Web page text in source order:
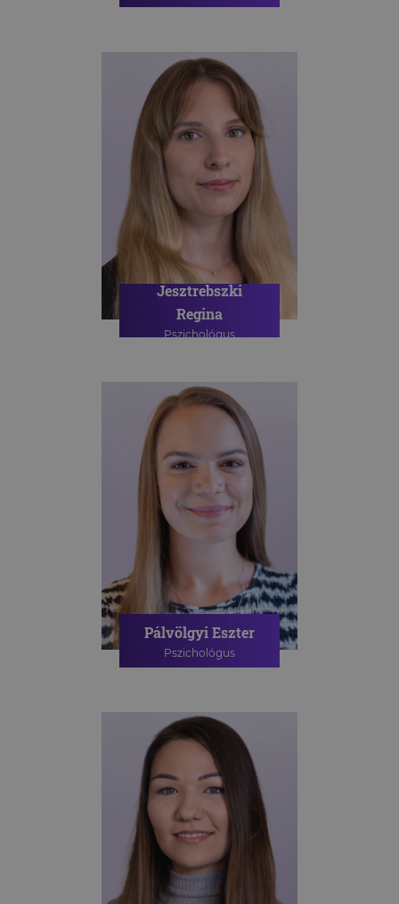
ONLINE PSZICHOLÓGIAI
TANÁCSADÁS
Jesztrebszki
Regina
Pszichológus
TANÁCSADÁS
Pálvölgyi Eszter
Pszichológus